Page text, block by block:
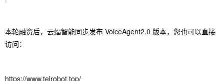
本轮融资后，云蝠智能同步发布 VoiceAgent2.0 版本，您也可以直接
访问：
https://www.telrobot.top/